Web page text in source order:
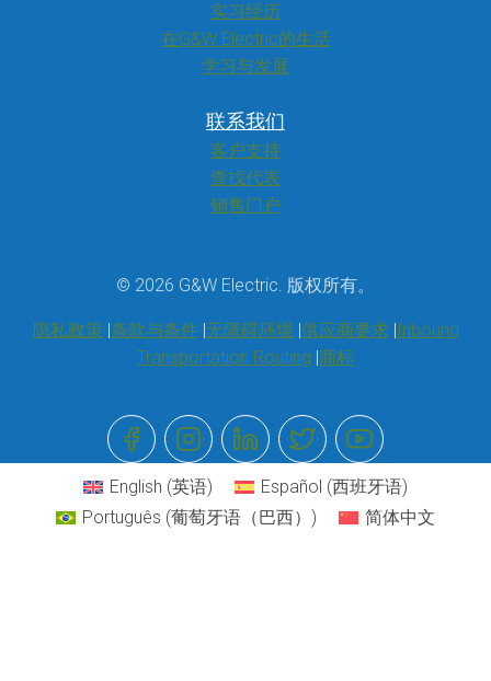
实习经历
在G&W Electric的生活
学习与发展
联系我们
客户支持
查找代表
销售门户
© 2026 G&W Electric. 版权所有。
隐私政策 条款与条件 无障碍环境 供应商要求 Inbound
Transportation Routing 商标
English (英语) Español (西班牙语)
Português (葡萄牙语（巴西） ) 简体中文